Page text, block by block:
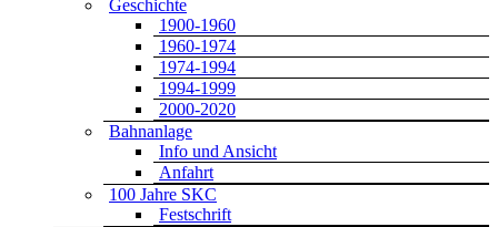
Geschichte
1900-1960
1960-1974
1974-1994
1994-1999
2000-2020
Bahnanlage
Info und Ansicht
Anfahrt
100 Jahre SKC
Festschrift